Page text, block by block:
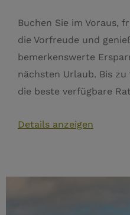
Buchen Sie im Voraus,
die Vorfreude und
bemerkenswerte
nächsten Urlaub. Bis zu
die beste verfügbare
Details anzeigen